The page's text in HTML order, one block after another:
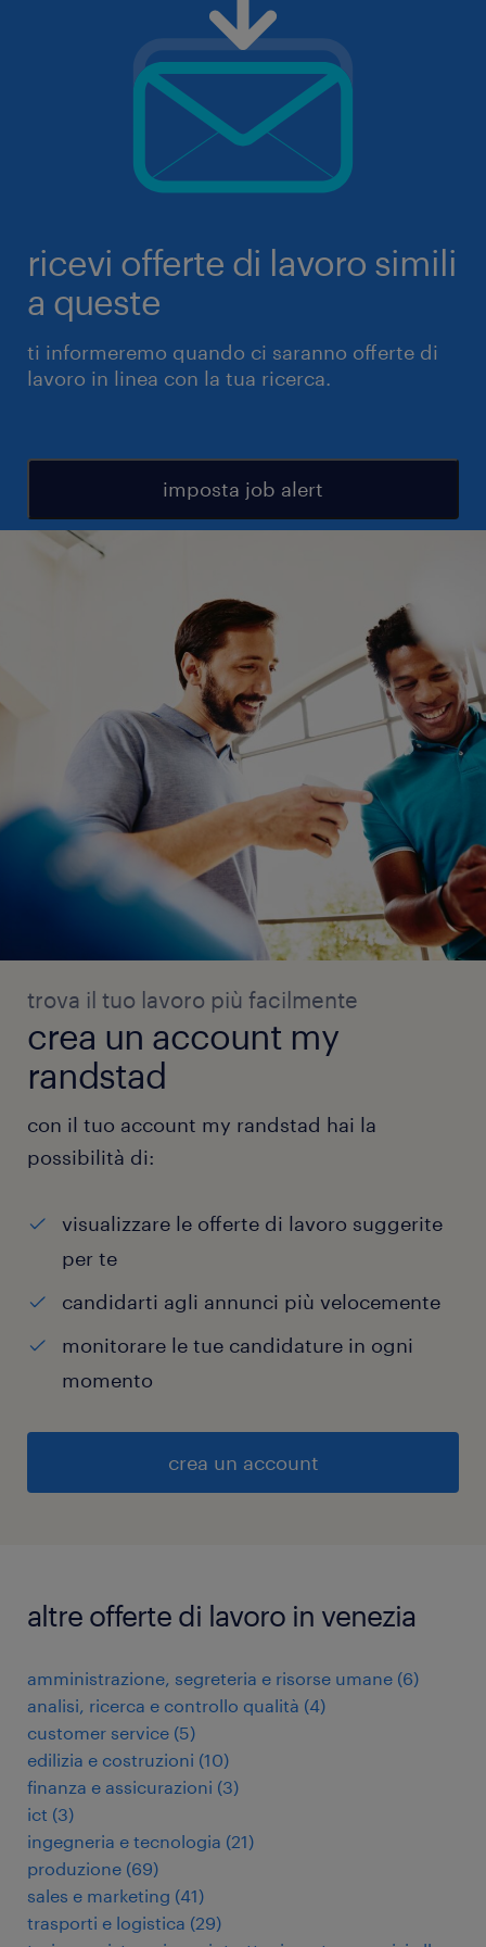
ricevi offerte di lavoro simili
a queste
ti informeremo quando ci saranno offerte di
lavoro in linea con la tua ricerca.
imposta job alert
trova il tuo lavoro più facilmente
crea un account my
randstad
con il tuo account my randstad hai la
possibilità di:
visualizzare le offerte di lavoro suggerite
per te
candidarti agli annunci più velocemente
monitorare le tue candidature in ogni
momento
crea un account
altre offerte di lavoro in venezia
amministrazione, segreteria e risorse umane (6)
analisi, ricerca e controllo qualità (4)
customer service (5)
edilizia e costruzioni (10)
finanza e assicurazioni (3)
ict (3)
ingegneria e tecnologia (21)
produzione (69)
sales e marketing (41)
trasporti e logistica (29)